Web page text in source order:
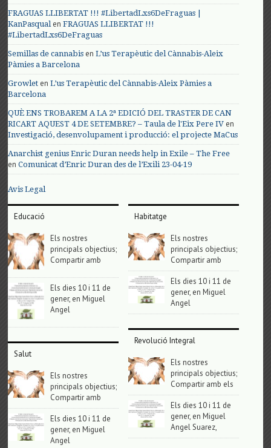
FRAGUAS LLIBERTAT !!! #LibertadLxs6DeFraguas |
KanPasqualenFRAGUAS LLIBERTAT !!!
#LibertadLxs6DeFraguas
Semillas de cannabis enL’us Terapèutic del Cànnabis-Aleix
Pàmies a Barcelona
Growlet enL’us Terapèutic del Cànnabis-Aleix Pàmies a
Barcelona
QUÈ ENS TROBAREM A LA 2ª EDICIÓ DEL TRASTER DE CAN
RICART AQUEST 4 DE SETEMBRE? – Taula de l'Eix Pere IV en
Investigació, desenvolupament i producció: el projecte MaCus
Anarchist genius Enric Duran needs help in Exile – The Free
enComunicat d’Enric Duran des de l’Exili 23-04-19
Avis Legal
Educació
Els nostres
principals objectius;
Compartir amb
Els dies 10 i 11 de
gener, en Miguel
Angel
Salut
Els nostres
principals objectius;
Compartir amb
Els dies 10 i 11 de
gener, en Miguel
Angel
Habitatge
Els nostres
principals objectius;
Compartir amb
Els dies 10 i 11 de
gener, en Miguel
Angel
Revolució Integral
Els nostres
principals objectius;
Compartir amb els
Els dies 10 i 11 de
gener, en Miguel
Angel Suarez,